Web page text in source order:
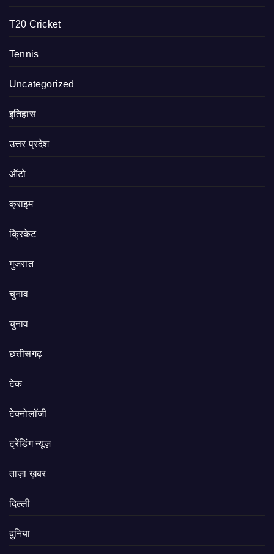
T20 Cricket
Tennis
Uncategorized
इतिहास
उत्तर प्रदेश
ऑटो
क्राइम
क्रिकेट
गुजरात
चुनाव
चुनाव
छत्तीसगढ़
टेक
टेक्नोलॉजी
ट्रेंडिंग न्यूज़
ताज़ा ख़बर
दिल्ली
दुनिया